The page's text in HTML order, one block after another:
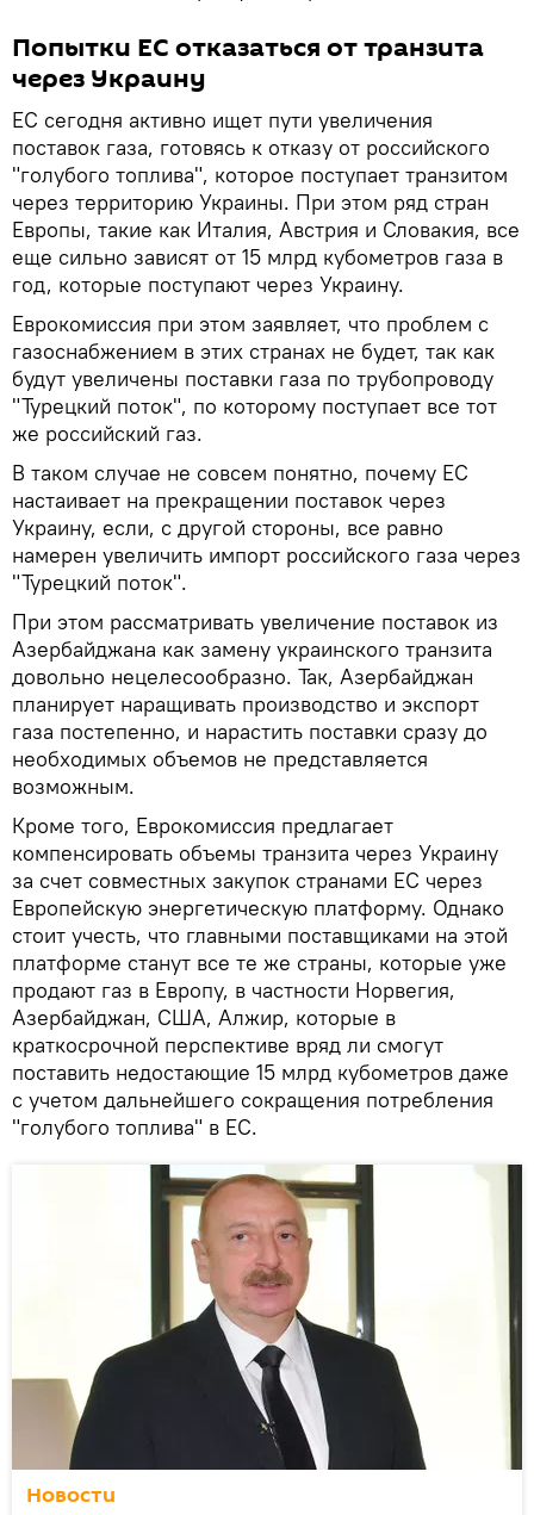
Попытки ЕС отказаться от транзита
через Украину
ЕС сегодня активно ищет пути увеличения
поставок газа, готовясь к отказу от российского
"голубого топлива", которое поступает транзитом
через территорию Украины. При этом ряд стран
Европы, такие как Италия, Австрия и Словакия, все
еще сильно зависят от 15 млрд кубометров газа в
год, которые поступают через Украину.
Еврокомиссия при этом заявляет, что проблем с
газоснабжением в этих странах не будет, так как
будут увеличены поставки газа по трубопроводу
"Турецкий поток", по которому поступает все тот
же российский газ.
В таком случае не совсем понятно, почему ЕС
настаивает на прекращении поставок через
Украину, если, с другой стороны, все равно
намерен увеличить импорт российского газа через
"Турецкий поток".
При этом рассматривать увеличение поставок из
Азербайджана как замену украинского транзита
довольно нецелесообразно. Так, Азербайджан
планирует наращивать производство и экспорт
газа постепенно, и нарастить поставки сразу до
необходимых объемов не представляется
возможным.
Кроме того, Еврокомиссия предлагает
компенсировать объемы транзита через Украину
за счет совместных закупок странами ЕС через
Европейскую энергетическую платформу. Однако
стоит учесть, что главными поставщиками на этой
платформе станут все те же страны, которые уже
продают газ в Европу, в частности Норвегия,
Азербайджан, США, Алжир, которые в
краткосрочной перспективе вряд ли смогут
поставить недостающие 15 млрд кубометров даже
с учетом дальнейшего сокращения потребления
"голубого топлива" в ЕС.
Новости